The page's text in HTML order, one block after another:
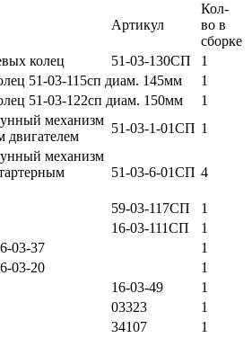
Артикул
Кол-
во в
сборке
колец
51-03-130СП
1
51-03-115сп диам. 145мм
1
51-03-122сп диам. 150мм
1
механизм
двигателем
51-03-1-01СП 1
механизм
51-03-6-01СП 4
59-03-117СП
1
16-03-111СП
1
03-37
1
03-20
1
16-03-49
1
03323
1
34107
1